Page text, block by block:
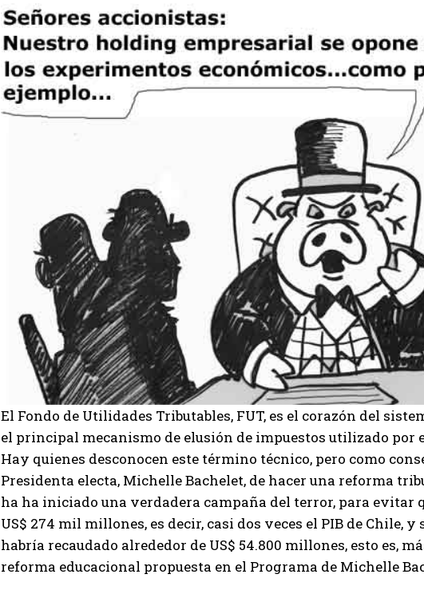
El Fondo de Utilidades Tributables, FUT, es el corazón del
el principal mecanismo de elusión de impuestos utilizado por
Hay quienes desconocen este término técnico, pero como
Presidenta electa, Michelle Bachelet, de hacer una reforma
ha ha iniciado una verdadera campaña del terror, para evitar
US$ 274 mil millones, es decir, casi dos veces el PIB de Chile,
habría recaudado alrededor de US$ 54.800 millones, esto es,
reforma educacional propuesta en el Programa de Michelle